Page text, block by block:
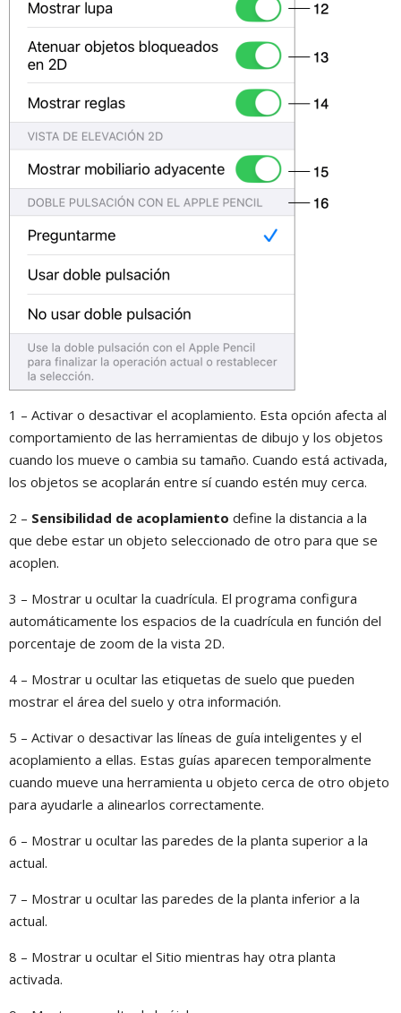
1 – Activar o desactivar el acoplamiento. Esta opción afecta al
comportamiento de las herramientas de dibujo y los objetos
cuando los mueve o cambia su tamaño. Cuando está activada,
los objetos se acoplarán entre sí cuando estén muy cerca.
2 – Sensibilidad de acoplamiento define la distancia a la
que debe estar un objeto seleccionado de otro para que se
acoplen.
3 – Mostrar u ocultar la cuadrícula. El programa configura
automáticamente los espacios de la cuadrícula en función del
porcentaje de zoom de la vista 2D.
4 – Mostrar u ocultar las etiquetas de suelo que pueden
mostrar el área del suelo y otra información.
5 – Activar o desactivar las líneas de guía inteligentes y el
acoplamiento a ellas. Estas guías aparecen temporalmente
cuando mueve una herramienta u objeto cerca de otro objeto
para ayudarle a alinearlos correctamente.
6 – Mostrar u ocultar las paredes de la planta superior a la
actual.
7 – Mostrar u ocultar las paredes de la planta inferior a la
actual.
8 – Mostrar u ocultar el Sitio mientras hay otra planta
activada.